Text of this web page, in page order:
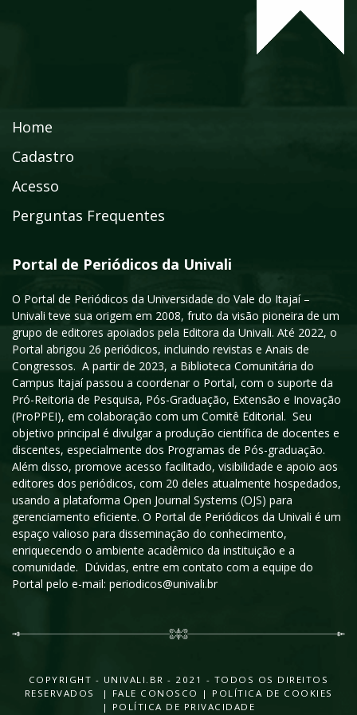
Home
Cadastro
Acesso
Perguntas Frequentes
Portal de Periódicos da Univali
O Portal de Periódicos da Universidade do Vale do Itajaí –
Univali teve sua origem em 2008, fruto da visão pioneira de um
grupo de editores apoiados pela Editora da Univali. Até 2022, o
Portal abrigou 26 periódicos, incluindo revistas e Anais de
Congressos. A partir de 2023, a Biblioteca Comunitária do
Campus Itajaí passou a coordenar o Portal, com o suporte da
Pró-Reitoria de Pesquisa, Pós-Graduação, Extensão e Inovação
(ProPPEI), em colaboração com um Comitê Editorial. Seu
objetivo principal é divulgar a produção científica de docentes e
discentes, especialmente dos Programas de Pós-graduação.
Além disso, promove acesso facilitado, visibilidade e apoio aos
editores dos periódicos, com 20 deles atualmente hospedados,
usando a plataforma Open Journal Systems (OJS) para
gerenciamento eficiente. O Portal de Periódicos da Univali é um
espaço valioso para disseminação do conhecimento,
enriquecendo o ambiente acadêmico da instituição e a
comunidade. Dúvidas, entre em contato com a equipe do
Portal pelo e-mail: periodicos@univali.br
COPYRIGHT - UNIVALI.BR - 2021 - TODOS OS DIREITOS
RESERVADOS |
FALE CONOSCO | POLÍTICA DE COOKIES
| POLÍTICA DE PRIVACIDADE